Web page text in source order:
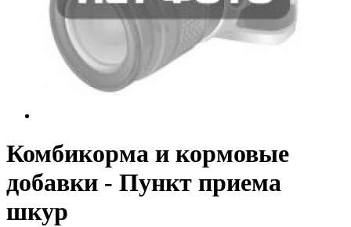
Комбикорма и кормовые
добавки - Пункт приема
шкур